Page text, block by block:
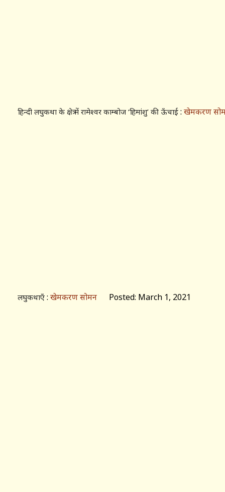
हिन्दी लघुकथा के क्षेत्र में रामेश्वर काम्बोज ‘हिमांशु’ की ऊँचाई : खेमकरण
लघुकथाएँ : खेमकरण सोमन Posted: March 1, 2021